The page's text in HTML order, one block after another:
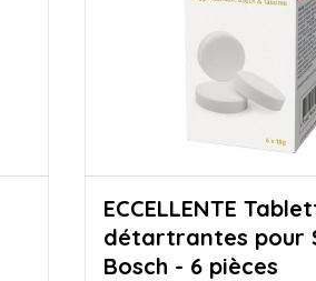
ECCELLENTE Tablettes
détartrantes pour
Bosch - 6 pièces